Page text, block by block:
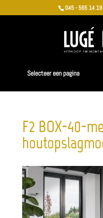
045 - 565 14 19
Selecteer een pagina
F2_BOX-40-